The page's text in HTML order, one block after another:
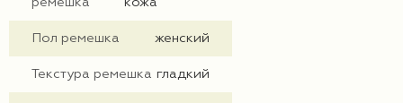
ремешка кожа
Пол ремешка женский
Текстура ремешка гладкий